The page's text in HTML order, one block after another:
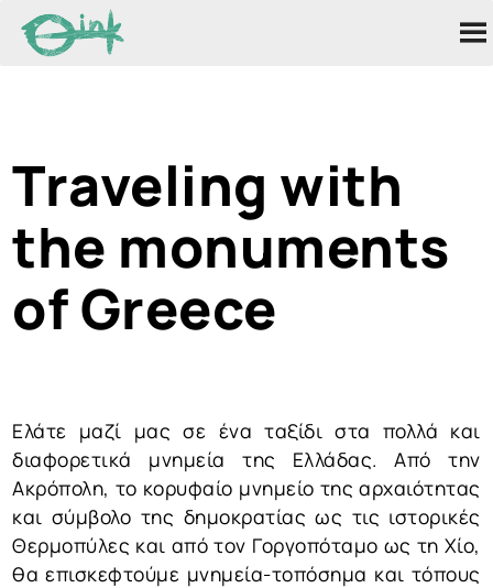
Traveling with
the monuments
of Greece
Ελάτε μαζί μας σε ένα ταξίδι στα πολλά και
διαφορετικά μνημεία της Ελλάδας. Από την
Ακρόπολη, το κορυφαίο μνημείο της αρχαιότητας
και σύμβολο της δημοκρατίας ως τις ιστορικές
Θερμοπύλες και από τον Γοργοπόταμο ως τη Χίο,
θα επισκεφτούμε μνημεία-τοπόσημα και τόπους